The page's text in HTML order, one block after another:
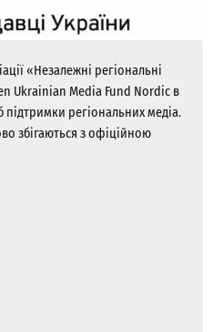
«Незалежні регіональні
Ukrainian Media Fund Nordic в
підтримки регіональних медіа.
збігаються з офіційною